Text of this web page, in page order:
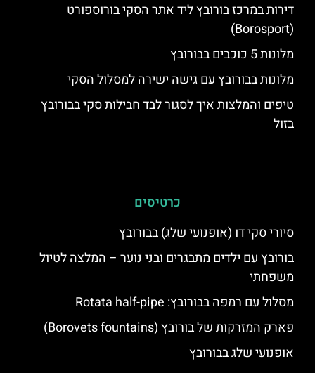
דירות במרכז בורובץ ליד אתר הסקי בורוספורט
(Borosport)
מלונות 5 כוכבים בבורובץ
מלונות בבורובץ עם גישה ישירה למסלול הסקי
טיפים והמלצות איך לסגור לבד חבילות סקי בבורובץ
בזול
כרטיסים
סיורי סקי דו (אופנועי שלג) בבורובץ
בורובץ עם ילדים מתבגרים ובני נוער – המלצה לטיול
משפחתי
מסלול עם רמפה בבורובץ: Rotata half-pipe
פארק המזרקות של בורובץ (Borovets fountains)
אופנועי שלג בבורובץ